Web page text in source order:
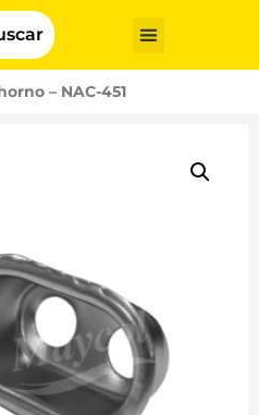
– NAC-451